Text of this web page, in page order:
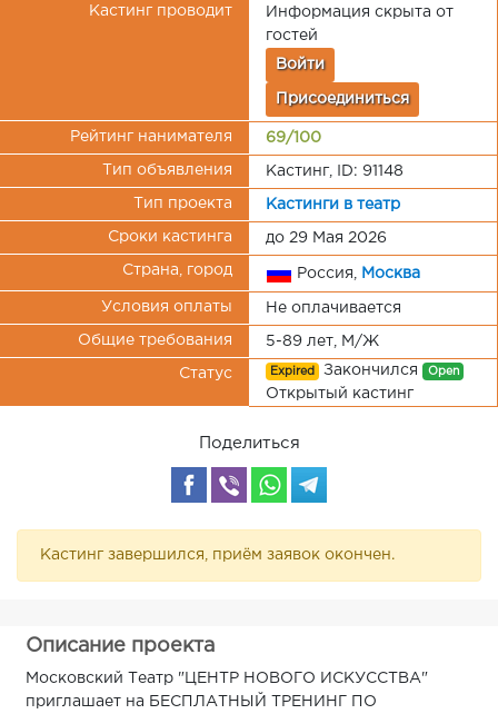
Кастинг проводит
Информация скрыта от
гостей
Войти
Присоединиться
Рейтинг нанимателя 69/100
Тип объявления Кастинг, ID: 91148
Тип проекта Кастинги в театр
Сроки кастинга до 29 Мая 2026
Страна, город Россия, Москва
Условия оплаты Не оплачивается
Общие требования 5-89 лет, М/Ж
Статус Expired Закончился Open
Открытый кастинг
Поделиться
Кастинг завершился, приём заявок окончен.
Описание проекта
Московский Театр "ЦЕНТР НОВОГО ИСКУССТВА"
приглашает на БЕСПЛАТНЫЙ ТРЕНИНГ ПО